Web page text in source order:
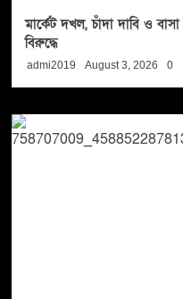
মার্কেট দখল, চাঁদা দাবি ও
বিরুদ্ধে
admi2019 August 3, 2026 0